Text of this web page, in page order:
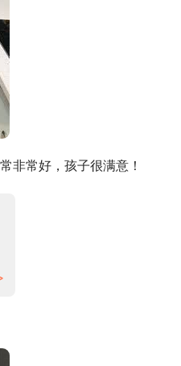
非常好，孩子很满意！